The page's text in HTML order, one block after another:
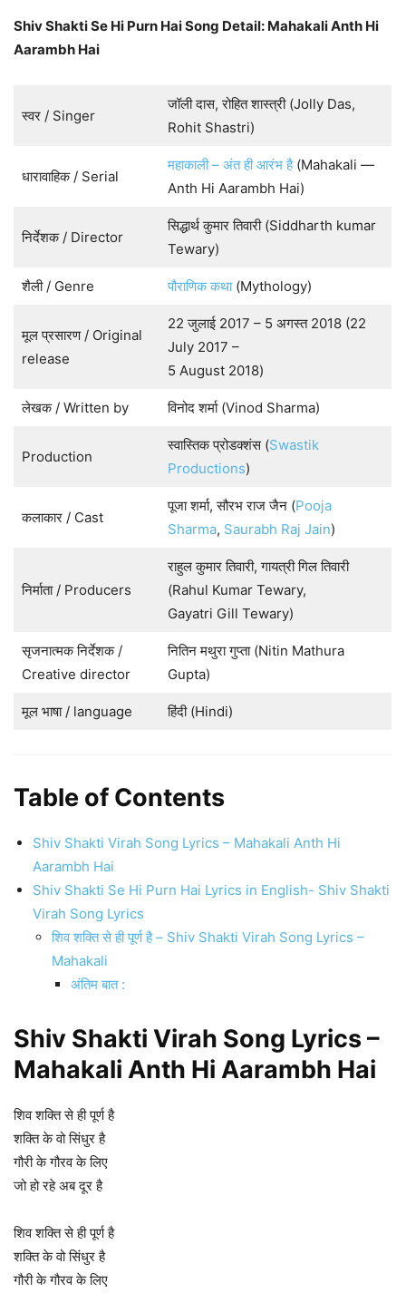
Shiv Shakti Se Hi Purn Hai Song Detail: Mahakali Anth Hi
Aarambh Hai
स्वर / Singer
जॉली दास, रोहित शास्त्री (Jolly Das,
Rohit Shastri)
धारावाहिक / Serial
महाकाली – अंत ही आरंभ है(Mahakali —
Anth Hi Aarambh Hai)
निर्देशक / Director
सिद्धार्थ कुमार तिवारी (Siddharth kumar
Tewary)
शैली / Genre पौराणिक कथा(Mythology)
मूल प्रसारण / Original
release
22 जुलाई 2017 – 5 अगस्त 2018 (22
July 2017 –
5 August 2018)
लेखक / Written by विनोद शर्मा (Vinod Sharma)
Production
स्वास्तिक प्रोडक्शंस (Swastik
Productions)
कलाकार / Cast
पूजा शर्मा, सौरभ राज जैन (Pooja
Sharma, Saurabh Raj Jain)
निर्माता / Producers
राहुल कुमार तिवारी, गायत्री गिल तिवारी
(Rahul Kumar Tewary,
Gayatri Gill Tewary)
सृजनात्मक निर्देशक /
Creative director
नितिन मथुरा गुप्ता (Nitin Mathura
Gupta)
मूल भाषा / language हिंदी (Hindi)
Table of Contents
Shiv Shakti Virah Song Lyrics – Mahakali Anth Hi
Aarambh Hai
Shiv Shakti Se Hi Purn Hai Lyrics in English- Shiv Shakti
Virah Song Lyrics
शिव शक्ति से ही पूर्ण है – Shiv Shakti Virah Song Lyrics –
Mahakali
अंतिम बात :
Shiv Shakti Virah Song Lyrics –
Mahakali Anth Hi Aarambh Hai
शिव शक्ति से ही पूर्ण है
शक्ति के वो सिंधुर है
गौरी के गौरव के लिए
जो हो रहे अब दूर है
शिव शक्ति से ही पूर्ण है
शक्ति के वो सिंधुर है
गौरी के गौरव के लिए